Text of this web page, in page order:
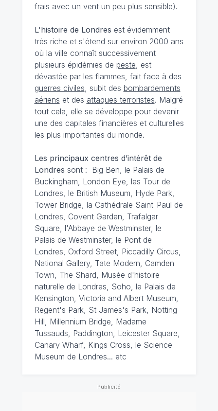
frais avec un vent un peu plus sensible).
L'histoire de Londres est évidemment
très riche et s'étend sur environ 2000 ans
où la ville connaît successivement
plusieurs épidémies de peste , est
dévastée par les flammes , fait face à des
guerres civiles , subit des bombardements
aériens et des attaques terroristes. Malgré
tout cela, elle se développe pour devenir
une des capitales financières et culturelles
les plus importantes du monde.
Les principaux centres d’intérêt de
Londres sont : Big Ben, le Palais de
Buckingham, London Eye, les Tour de
Londres, le British Museum, Hyde Park,
Tower Bridge, la Cathédrale Saint-Paul de
Londres, Covent Garden, Trafalgar
Square, l'Abbaye de Westminster, le
Palais de Westminster, le Pont de
Londres, Oxford Street, Piccadilly Circus,
National Gallery, Tate Modern, Camden
Town, The Shard, Musée d'histoire
naturelle de Londres, Soho, le Palais de
Kensington, Victoria and Albert Museum,
Regent's Park, St James's Park, Notting
Hill, Millennium Bridge, Madame
Tussauds, Paddington, Leicester Square,
Canary Wharf, Kings Cross, le Science
Museum de Londres... etc